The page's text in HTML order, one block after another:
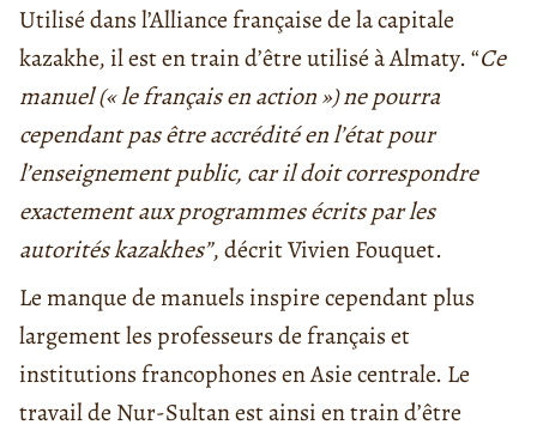
Utilisé dans l’Alliance française de la capitale
kazakhe, il est en train d’être utilisé à Almaty. “Ce
manuel (« le français en action ») ne pourra
cependant pas être accrédité en l’état pour
l’enseignement public, car il doit correspondre
exactement aux programmes écrits par les
autorités kazakhes”, décrit Vivien Fouquet.
Le manque de manuels inspire cependant plus
largement les professeurs de français et
institutions francophones en Asie centrale. Le
travail de Nur-Sultan est ainsi en train d’être